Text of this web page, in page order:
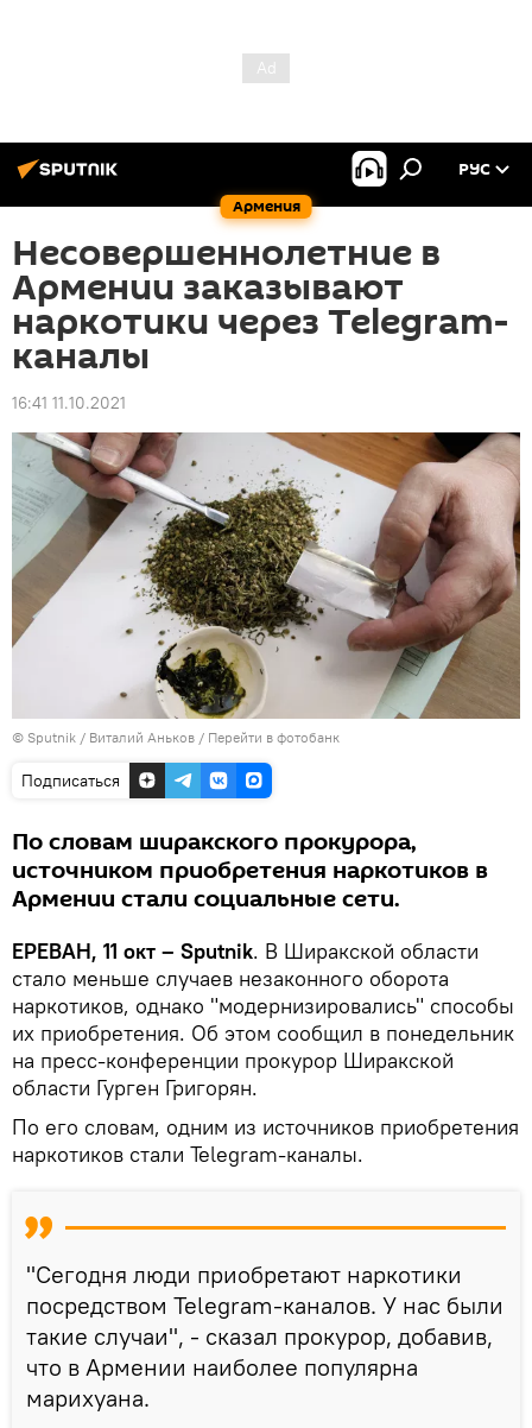
Армения
РУС
Несовершеннолетние в
Армении заказывают
наркотики через Telegram-
каналы
16:41 11.10.2021
© Sputnik / Виталий Аньков / Перейти в фотобанк
Подписаться
По словам ширакского прокурора,
источником приобретения наркотиков в
Армении стали социальные сети.
ЕРЕВАН, 11 окт – Sputnik. В Ширакской области
стало меньше случаев незаконного оборота
наркотиков, однако "модернизировались" способы
их приобретения. Об этом сообщил в понедельник
на пресс-конференции прокурор Ширакской
области Гурген Григорян.
По его словам, одним из источников приобретения
наркотиков стали Telegram-каналы.
"Сегодня люди приобретают наркотики
посредством Telegram-каналов. У нас были
такие случаи", - сказал прокурор, добавив,
что в Армении наиболее популярна
марихуана.